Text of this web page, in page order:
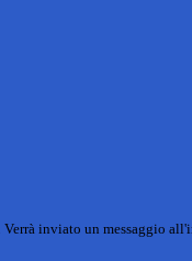
Verrà inviato un messaggio